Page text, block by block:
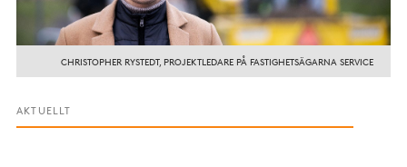
CHRISTOPHER RYSTEDT, PROJEKTLEDARE PÅ FASTIGHETSÄGARNA SERVICE
AKTUELLT